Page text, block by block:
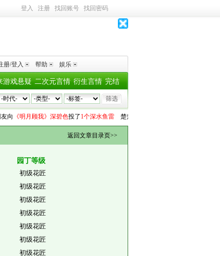
登入 注册 找回账号 找回密码
册/登入 帮助 娱乐
完结
衍生言情
二次元言情
游戏悬疑
向《明月顾我》深碧色投了1个深水鱼雷 楚楚向
返回文章目录页>>
园丁等级
初级花匠
初级花匠
初级花匠
初级花匠
初级花匠
初级花匠
初级花匠